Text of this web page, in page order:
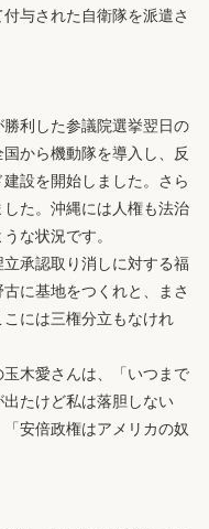
与された自衛隊を派遣さ
利した参議院選挙翌日の
から機動隊を導入し、反
設を開始しました。さら
た。沖縄には人権も法治
な状況です。
承認取り消しに対する福
に基地をつくれと、まさ
には三権分立もなけれ
木愛さんは、「いつまで
たけど私は落胆しない
安倍政権はアメリカの奴